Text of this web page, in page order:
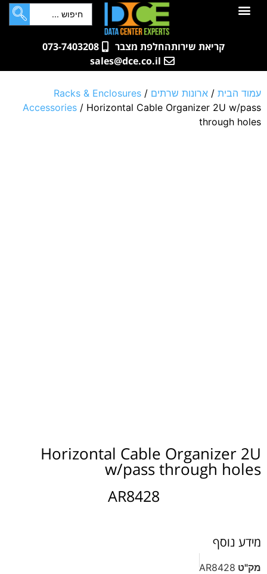
לתוכן
קריאת שירותהחלפת מצבר
073-7403208
sales@dce.co.il
עמוד הבית / ארונות שרתים /
Racks & Enclosures
Accessories / Horizontal Cable Organizer 2U w/pass
through holes
Horizontal Cable Organizer 2U
w/pass through holes
AR8428
מידע נוסף
מק"ט AR8428